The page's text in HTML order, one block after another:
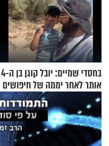
בחסדי שמיים: יובל קוגן בן ה-4
אותר לאחר יממה של חיפושים